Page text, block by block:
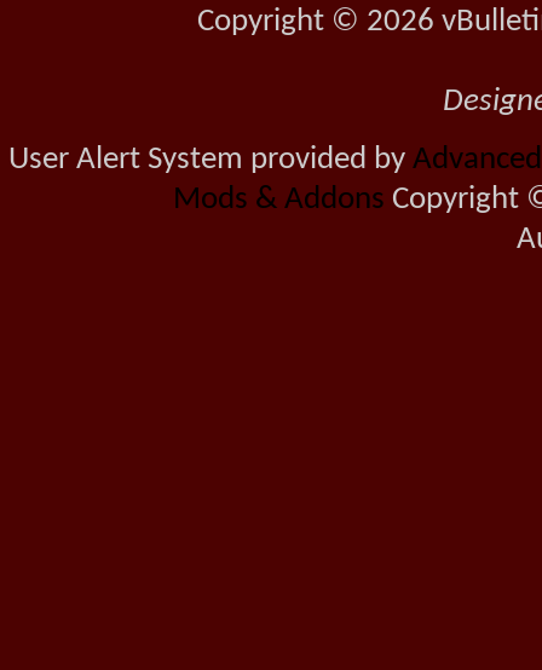
Copyright © 2026
User Alert System provided by
Mods & Addons Copyright